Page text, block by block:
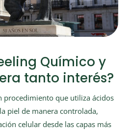
Químico y
tanto interés?
procedimiento que utiliza ácidos
piel de manera controlada,
celular desde las capas más